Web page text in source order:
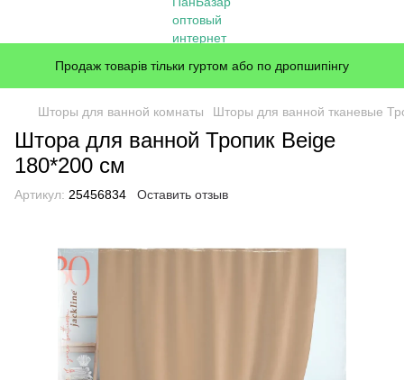
Продаж товарів тільки гуртом або по дропшипінгу
Шторы для ванной комнаты Шторы для ванной тканевые
Штора для ванной Тропик Beige
180*200 см
Артикул: 25456834 Оставить отзыв